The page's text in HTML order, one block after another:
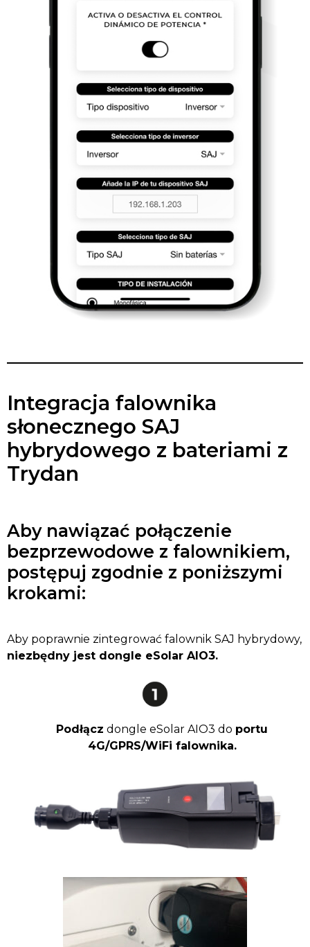
Integracja falownika
słonecznego SAJ
hybrydowego z bateriami z
Trydan
Aby nawiązać połączenie
bezprzewodowe z falownikiem,
postępuj zgodnie z poniższymi
krokami:
Aby poprawnie zintegrować falownik SAJ hybrydowy,
niezbędny jest dongle eSolar AIO3.
Podłącz dongle eSolar AIO3 do portu
4G/GPRS/WiFi falownika.